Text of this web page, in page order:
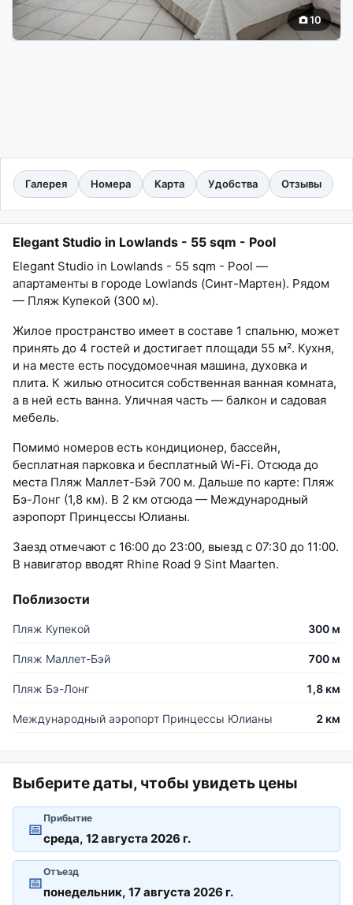
10
Галерея Номера Карта Удобства Отзывы
Elegant Studio in Lowlands - 55 sqm - Pool
Elegant Studio in Lowlands - 55 sqm - Pool —
апартаменты в городе Lowlands (Синт-Мартен). Рядом
— Пляж Купекой (300 м).
Жилое пространство имеет в составе 1 спальню, может
принять до 4 гостей и достигает площади 55 м². Кухня,
и на месте есть посудомоечная машина, духовка и
плита. К жилью относится собственная ванная комната,
а в ней есть ванна. Уличная часть — балкон и садовая
мебель.
Помимо номеров есть кондиционер, бассейн,
бесплатная парковка и бесплатный Wi-Fi. Отсюда до
места Пляж Маллет-Бэй 700 м. Дальше по карте: Пляж
Бэ-Лонг (1,8 км). В 2 км отсюда — Международный
аэропорт Принцессы Юлианы.
Заезд отмечают с 16:00 до 23:00, выезд с 07:30 до 11:00.
В навигатор вводят Rhine Road 9 Sint Maarten.
Поблизости
Пляж Купекой 300 м
Пляж Маллет-Бэй 700 м
Пляж Бэ-Лонг 1,8 км
Международный аэропорт Принцессы Юлианы 2 км
Выберите даты, чтобы увидеть цены
📅
Прибытие
📅
Отъезд